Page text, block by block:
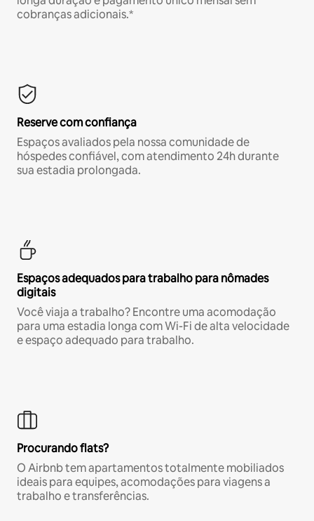
cobranças adicionais.*
Reserve com confiança
Espaços avaliados pela nossa comunidade de
hóspedes confiável, com atendimento 24h durante
sua estadia prolongada.
Espaços adequados para trabalho para nômades
digitais
Você viaja a trabalho? Encontre uma acomodação
para uma estadia longa com Wi-Fi de alta velocidade
e espaço adequado para trabalho.
Procurando flats?
O Airbnb tem apartamentos totalmente mobiliados
ideais para equipes, acomodações para viagens a
trabalho e transferências.